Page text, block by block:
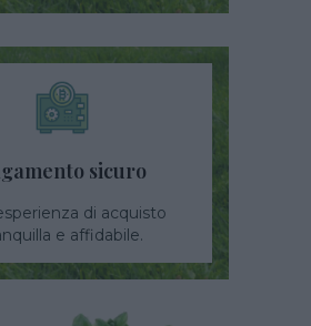
sicuro
di acquisto
e affidabile.